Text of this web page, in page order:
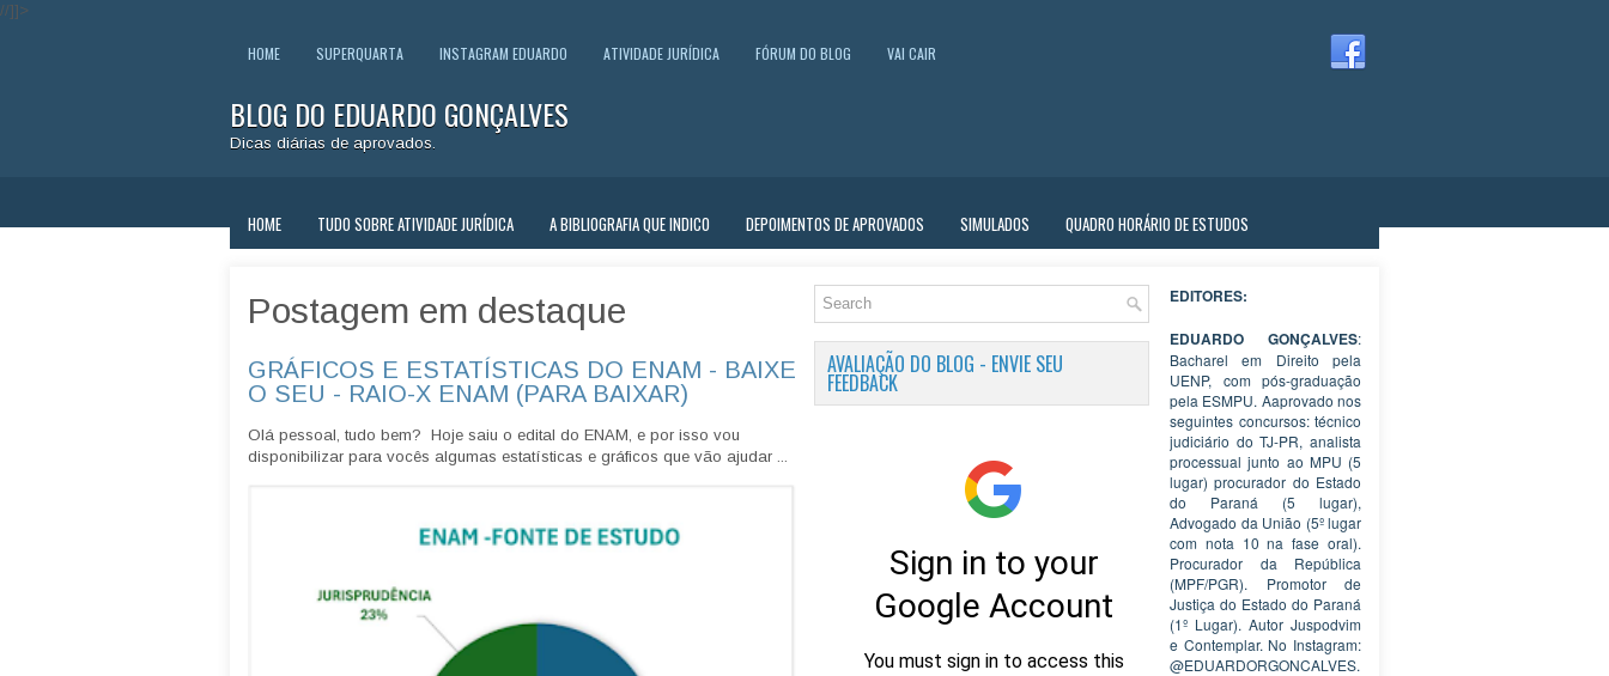
//]]>
HOME SUPERQUARTA INSTAGRAM EDUARDO ATIVIDADE JURÍDICA FÓRUM DO BLOG VAI CAIR
BLOG DO EDUARDO GONÇALVES
Dicas diárias de aprovados.
HOME TUDO SOBRE ATIVIDADE JURÍDICA A BIBLIOGRAFIA QUE INDICO DEPOIMENTOS DE APROVADOS SIMULADOS QUADRO HORÁRIO DE ESTUDOS
Postagem em destaque
GRÁFICOS E ESTATÍSTICAS DO ENAM - BAIXE
O SEU - RAIO-X ENAM (PARA BAIXAR)
Olá pessoal, tudo bem? Hoje saiu o edital do ENAM, e por isso vou
disponibilizar para vocês algumas estatísticas e gráficos que vão ajudar ...
AVALIAÇÃO DO BLOG - ENVIE SEU
FEEDBACK
EDITORES:
EDUARDO GONÇALVES:
Bacharel em Direito pela
UENP, com pós-graduação
pela ESMPU. Aaprovado nos
seguintes concursos: técnico
judiciário do TJ-PR, analista
processual junto ao MPU (5
lugar) procurador do Estado
do Paraná (5 lugar),
Advogado da União (5º lugar
com nota 10 na fase oral).
Procurador da República
(MPF/PGR). Promotor de
Justiça do Estado do Paraná
(1º Lugar). Autor Juspodvim
e Contemplar. No Instagram:
@EDUARDORGONCALVES.